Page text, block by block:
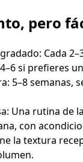
pero
Cada
si prefieres
5–8 semanas,
Una rutina de
con
la textura